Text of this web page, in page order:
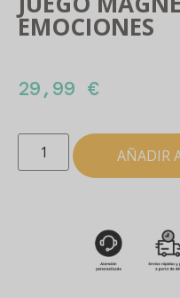
EMOCIONES
29,99 €
AÑADIR